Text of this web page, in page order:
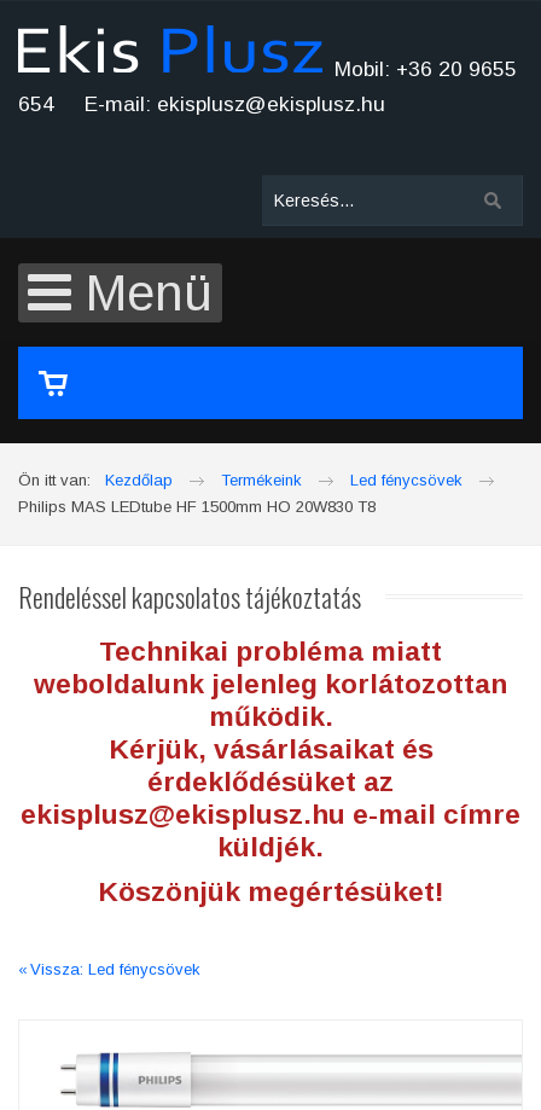
Mobil: +36 20 9655
654 E-mail: ekisplusz@ekisplusz.hu
Menü
A kosár üres
Ön itt van:
Kezdőlap Termékeink
Led fénycsövek
Philips MAS LEDtube HF 1500mm HO 20W830 T8
Rendelésselkapcsolatos tájékoztatás
Technikai probléma miatt
weboldalunk jelenleg korlátozottan
működik.
Kérjük, vásárlásaikat és
érdeklődésüket az
ekisplusz@ekisplusz.hu e-mail címre
küldjék.
Köszönjük megértésüket!
Vissza: Led fénycsövek